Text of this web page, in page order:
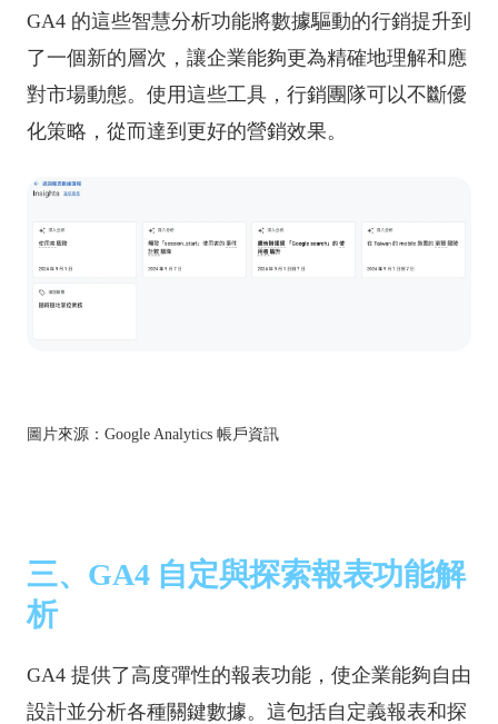
GA4 的這些智慧分析功能將數據驅動的行銷提升到
了一個新的層次，讓企業能夠更為精確地理解和應
對市場動態。使用這些工具，行銷團隊可以不斷優
化策略，從而達到更好的營銷效果。
圖片來源：Google Analytics 帳戶資訊
三、GA4 自定與探索報表功能解
析
GA4 提供了高度彈性的報表功能，使企業能夠自由
設計並分析各種關鍵數據。這包括自定義報表和探